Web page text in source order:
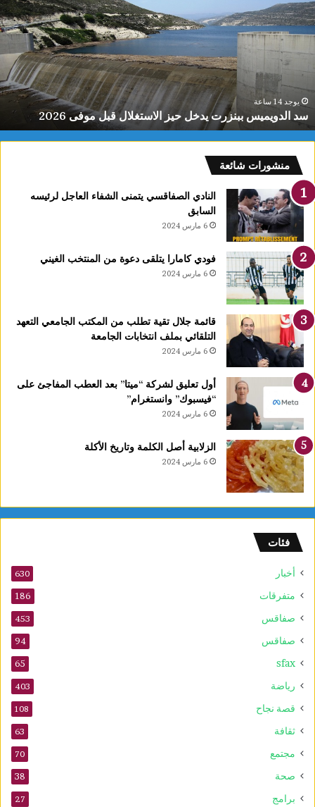
ببنزرت
يدخل
حيز
الاستغلال
قبل
موفى
2026يوجد 14 ساعة
سد الدويميس ببنزرت يدخل حيز الاستغلال قبل موفى 2026
منشورات شائعة
النادي الصفاقسي يتمنى الشفاء العاجل لرئيسه
السابق
6 مارس 2024
فودي كامارا يتلقى دعوة من المنتخب الغيني
6 مارس 2024
قائمة جلال تقية تطلب من المكتب الجامعي التعهد
التلقائي بملف انتخابات الجامعة
6 مارس 2024
أول تعليق لشركة “ميتا” بعد العطب المفاجئ على
“فيسبوك” وانستغرام”
6 مارس 2024
الزلابية أصل الكلمة وتاريخ الأكلة
6 مارس 2024
فئات
أخبار 630
متفرقات 186
صفاقس 453
صفاقس 94
sfax
65
رياضة 403
قصة نجاح 108
ثقافة 63
مجتمع 70
صحة 38
برامج 27